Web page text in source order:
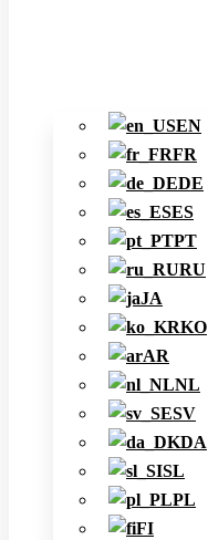
EN
FR
DE
ES
PT
RU
JA
KO
AR
NL
SV
DA
SL
PL
FI